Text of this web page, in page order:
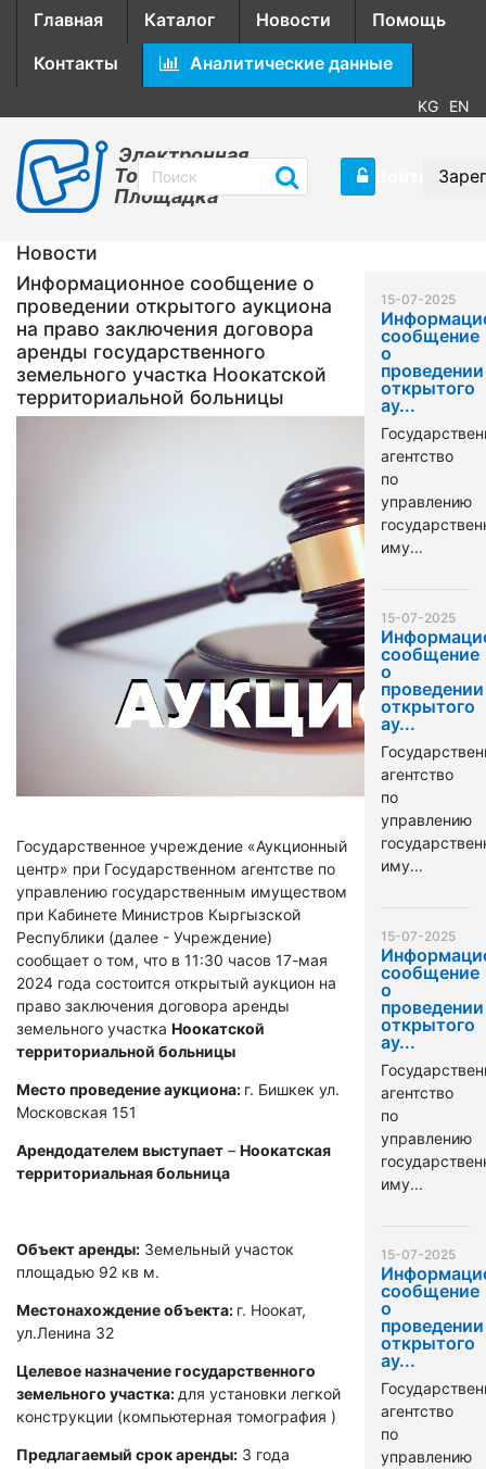
Главная Каталог Новости
Помощь
Контакты
Аналитические данные
KG EN
Электронная
Торговая
Площадка
Новости
Информационное сообщение о
проведении открытого аукциона
на право заключения договора
аренды государственного
земельного участка Ноокатской
территориальной больницы
Государственное учреждение «Аукционный
центр» при Государственном агентстве по
управлению государственным имуществом
при Кабинете Министров Кыргызской
Республики (далее - Учреждение)
сообщает о том, что в 11:30 часов 17-мая
2024 года состоится открытый аукцион на
право заключения договора аренды
земельного участка Ноокатской
территориальной больницы
Место проведение аукциона: г. Бишкек ул.
Московская 151
Арендодателем выступает – Ноокатская
территориальная больница
Объект аренды: Земельный участок
площадью 92 кв м.
Местонахождение объекта: г. Ноокат,
ул.Ленина 32
Целевое назначение государственного
земельного участка: для установки легкой
конструкции (компьютерная томография )
Предлагаемый срок аренды: 3 года
15-07-2025
сообщение
о
проведении
открытого
ау...
агентство
по
управлению
иму...
15-07-2025
сообщение
о
проведении
открытого
ау...
агентство
по
управлению
иму...
15-07-2025
сообщение
о
проведении
открытого
ау...
агентство
по
управлению
иму...
15-07-2025
сообщение
о
проведении
открытого
ау...
агентство
по
управлению